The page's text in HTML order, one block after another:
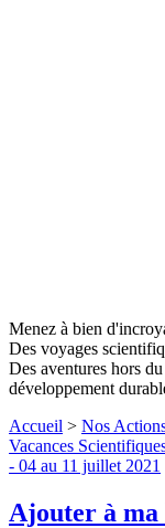
Menez à bien
Des voyages
Des aventures hors
développement
Accueil > Nos
Vacances
- 04 au 11 juillet 2021
Ajouter à ma